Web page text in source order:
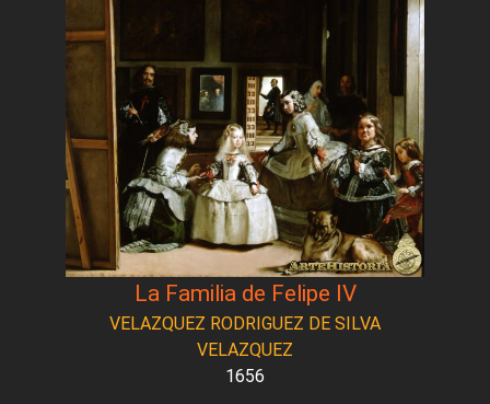
La Familia de Felipe IV
VELAZQUEZ RODRIGUEZ DE SILVA
VELAZQUEZ
1656